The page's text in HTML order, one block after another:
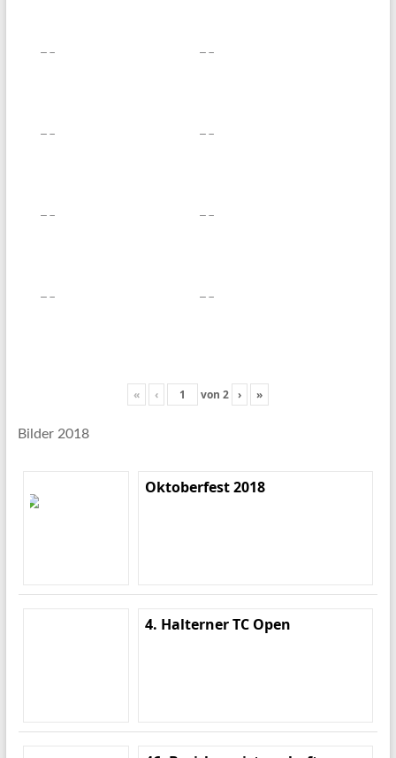
« ‹ von 2 › »
Bilder 2018
Oktoberfest 2018
4. Halterner TC Open